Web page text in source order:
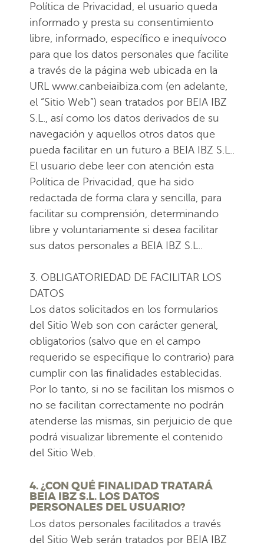
Política de Privacidad, el usuario queda
informado y presta su consentimiento
libre, informado, específico e inequívoco
para que los datos personales que facilite
a través de la página web ubicada en la
URL www.canbeiaibiza.com (en adelante,
el “Sitio Web”) sean tratados por BEIA IBZ
S.L., así como los datos derivados de su
navegación y aquellos otros datos que
pueda facilitar en un futuro a BEIA IBZ S.L..
El usuario debe leer con atención esta
Política de Privacidad, que ha sido
redactada de forma clara y sencilla, para
facilitar su comprensión, determinando
libre y voluntariamente si desea facilitar
sus datos personales a BEIA IBZ S.L..
3. OBLIGATORIEDAD DE FACILITAR LOS
DATOS
Los datos solicitados en los formularios
del Sitio Web son con carácter general,
obligatorios (salvo que en el campo
requerido se especifique lo contrario) para
cumplir con las finalidades establecidas.
Por lo tanto, si no se facilitan los mismos o
no se facilitan correctamente no podrán
atenderse las mismas, sin perjuicio de que
podrá visualizar libremente el contenido
del Sitio Web.
4. ¿CON QUÉ FINALIDAD TRATARÁ
BEIA IBZ S.L. LOS DATOS
PERSONALES DEL USUARIO?
Los datos personales facilitados a través
del Sitio Web serán tratados por BEIA IBZ